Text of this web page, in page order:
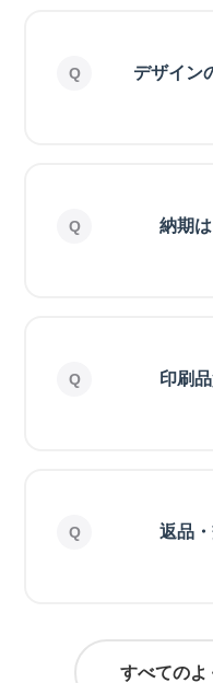
デザイン
納期
印刷
返品
すべての